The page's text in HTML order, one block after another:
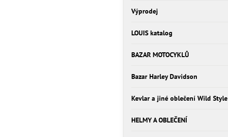
Výprodej
LOUIS katalog
BAZAR MOTOCYKLŮ
Bazar Harley Davidson
Kevlar a jiné oblečení Wild Style
HELMY A OBLEČENÍ